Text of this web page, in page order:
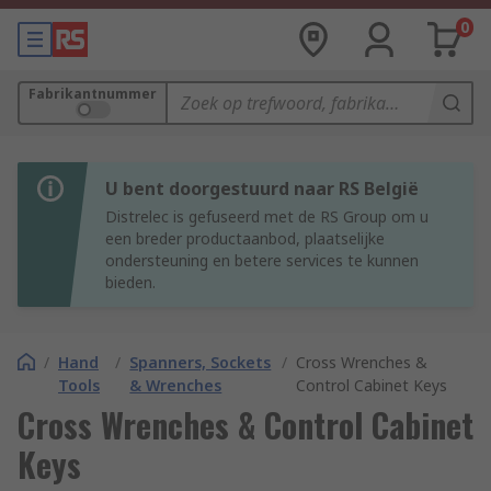
0
Fabrikantnummer
U bent doorgestuurd naar RS België
Distrelec is gefuseerd met de RS Group om u
een breder productaanbod, plaatselijke
ondersteuning en betere services te kunnen
bieden.
/ Hand
Tools
/ Spanners, Sockets
& Wrenches
/ Cross Wrenches &
Control Cabinet Keys
Cross Wrenches & Control Cabinet
Keys